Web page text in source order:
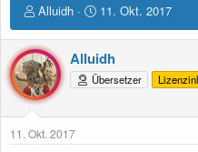
E
r
s
t
e
l
l
r
Alluidh
E
r
s
t
e
l
11. Okt. 2017
Alluidh
Übersetzer
11. Okt. 2017